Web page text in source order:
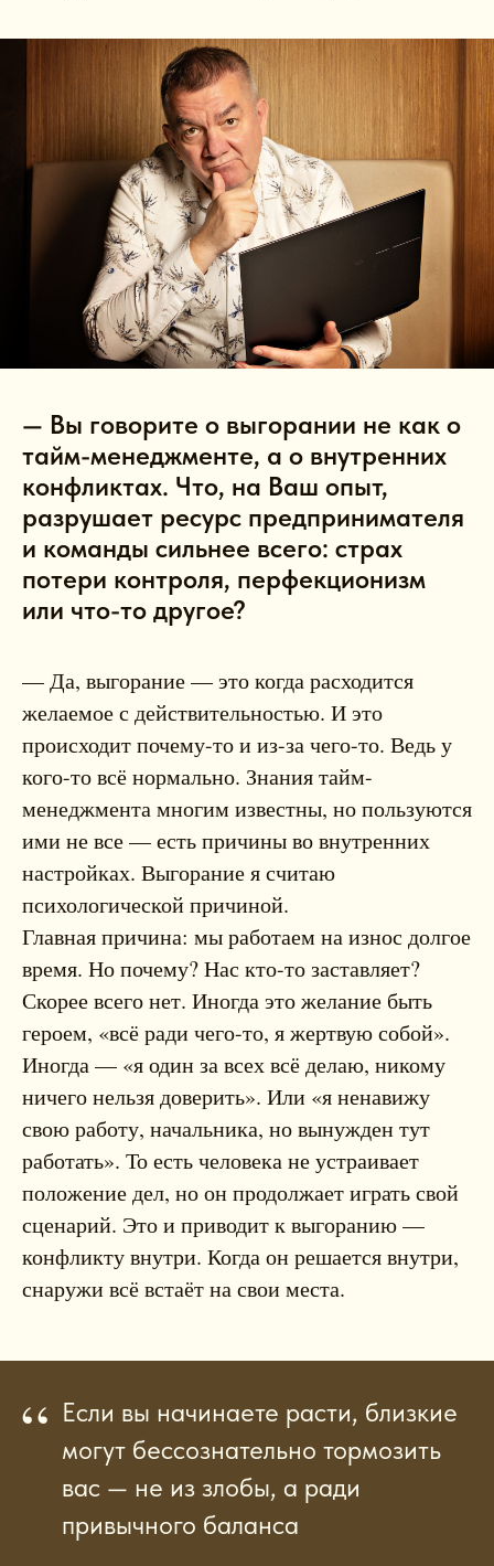
— Вы говорите о выгорании не как о
тайм-менеджменте, а о внутренних
конфликтах. Что, на Ваш опыт,
разрушает ресурс предпринимателя
и команды сильнее всего: страх
потери контроля, перфекционизм
или что-то другое?
— Да, выгорание — это когда расходится
желаемое с действительностью. И это
происходит почему-то и из-за чего-то. Ведь у
кого-то всё нормально. Знания тайм-
менеджмента многим известны, но пользуются
ими не все — есть причины во внутренних
настройках. Выгорание я считаю
психологической причиной.
Главная причина: мы работаем на износ долгое
время. Но почему? Нас кто-то заставляет?
Скорее всего нет. Иногда это желание быть
героем, «всё ради чего-то, я жертвую собой».
Иногда — «я один за всех всё делаю, никому
ничего нельзя доверить». Или «я ненавижу
свою работу, начальника, но вынужден тут
работать». То есть человека не устраивает
положение дел, но он продолжает играть свой
сценарий. Это и приводит к выгоранию —
конфликту внутри. Когда он решается внутри,
снаружи всё встаёт на свои места.
“ Если вы начинаете расти, близкие
могут бессознательно тормозить
вас — не из злобы, а ради
привычного баланса